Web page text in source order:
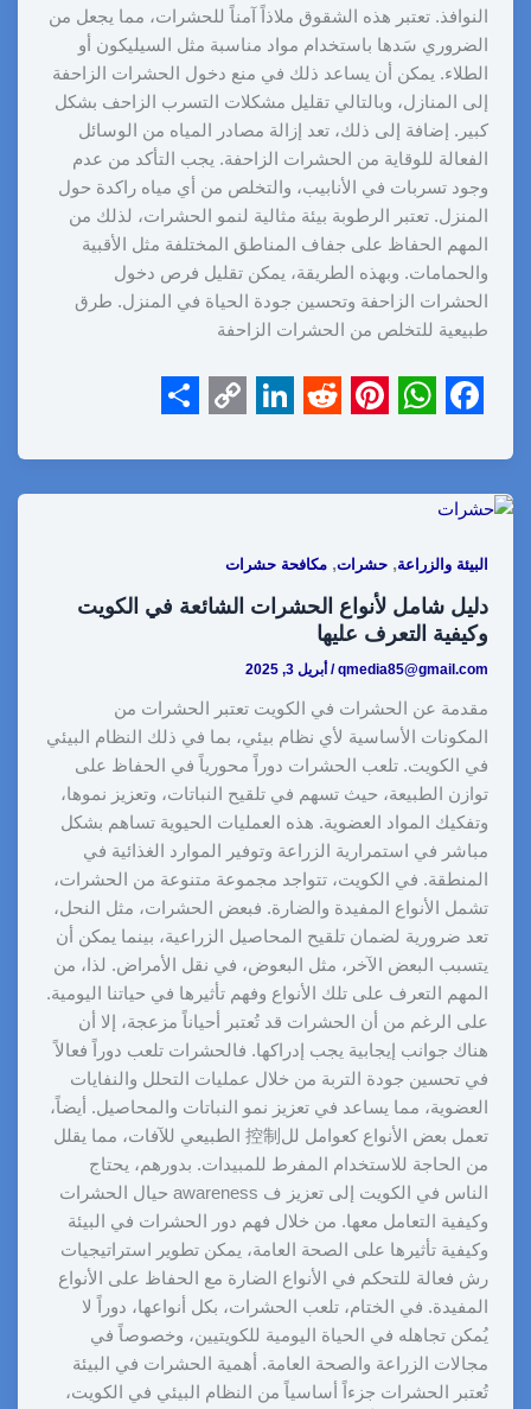
النوافذ. تعتبر هذه الشقوق ملاذاً آمناً للحشرات، مما يجعل من
الضروري سَدها باستخدام مواد مناسبة مثل السيليكون أو
الطلاء. يمكن أن يساعد ذلك في منع دخول الحشرات الزاحفة
إلى المنازل، وبالتالي تقليل مشكلات التسرب الزاحف بشكل
كبير. إضافة إلى ذلك، تعد إزالة مصادر المياه من الوسائل
الفعالة للوقاية من الحشرات الزاحفة. يجب التأكد من عدم
وجود تسربات في الأنابيب، والتخلص من أي مياه راكدة حول
المنزل. تعتبر الرطوبة بيئة مثالية لنمو الحشرات، لذلك من
المهم الحفاظ على جفاف المناطق المختلفة مثل الأقبية
والحمامات. وبهذه الطريقة، يمكن تقليل فرص دخول
الحشرات الزاحفة وتحسين جودة الحياة في المنزل. طرق
طبيعية للتخلص من الحشرات الزاحفة
a
c
e
b
o
o
k
h
s
A
p
p
i
e
r
e
s
t
e
i
t
i
e
d
I
n
o
y
L
i
n
k
h
البيئة والزراعة,حشرات,مكافحة حشرات
دليل شامل لأنواع الحشرات الشائعة في الكويت
وكيفية التعرف عليها
qmedia85@gmail.com
/أبريل 3, 2025
مقدمة عن الحشرات في الكويت تعتبر الحشرات من
المكونات الأساسية لأي نظام بيئي، بما في ذلك النظام البيئي
في الكويت. تلعب الحشرات دوراً محورياً في الحفاظ على
توازن الطبيعة، حيث تسهم في تلقيح النباتات، وتعزيز نموها،
وتفكيك المواد العضوية. هذه العمليات الحيوية تساهم بشكل
مباشر في استمرارية الزراعة وتوفير الموارد الغذائية في
المنطقة. في الكويت، تتواجد مجموعة متنوعة من الحشرات،
تشمل الأنواع المفيدة والضارة. فبعض الحشرات، مثل النحل،
تعد ضرورية لضمان تلقيح المحاصيل الزراعية، بينما يمكن أن
يتسبب البعض الآخر، مثل البعوض، في نقل الأمراض. لذا، من
المهم التعرف على تلك الأنواع وفهم تأثيرها في حياتنا اليومية.
على الرغم من أن الحشرات قد تُعتبر أحياناً مزعجة، إلا أن
هناك جوانب إيجابية يجب إدراكها. فالحشرات تلعب دوراً فعالاً
في تحسين جودة التربة من خلال عمليات التحلل والنفايات
العضوية، مما يساعد في تعزيز نمو النباتات والمحاصيل. أيضاً،
تعمل بعض الأنواع كعوامل لل控制 الطبيعي للآفات، مما يقلل
من الحاجة للاستخدام المفرط للمبيدات. بدورهم، يحتاج
الناس في الكويت إلى تعزيز ف awareness حيال الحشرات
وكيفية التعامل معها. من خلال فهم دور الحشرات في البيئة
وكيفية تأثيرها على الصحة العامة، يمكن تطوير استراتيجيات
رش فعالة للتحكم في الأنواع الضارة مع الحفاظ على الأنواع
المفيدة. في الختام، تلعب الحشرات، بكل أنواعها، دوراً لا
يُمكن تجاهله في الحياة اليومية للكويتيين، وخصوصاً في
مجالات الزراعة والصحة العامة. أهمية الحشرات في البيئة
تُعتبر الحشرات جزءاً أساسياً من النظام البيئي في الكويت،